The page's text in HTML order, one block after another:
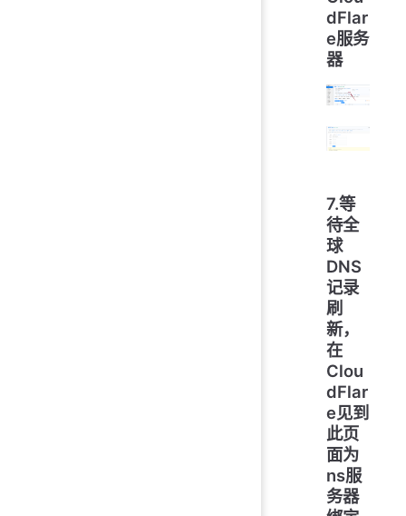
dFlar
e服务
器
7.等
待全
球
DNS
记录
刷
新，
在
Clou
dFlar
e见到
此页
面为
ns服
务器